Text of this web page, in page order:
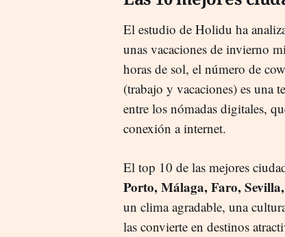
El estudio de Holidu ha
unas vacaciones de invierno
horas de sol, el número de
(trabajo y vacaciones) es una
entre los nómadas digitales,
conexión a internet.
El top 10 de las mejores
Porto, Málaga, Faro,
un clima agradable, una
las convierte en destinos